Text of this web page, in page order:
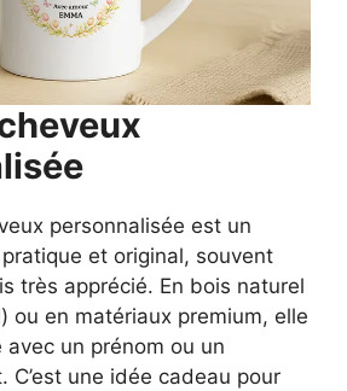
personnalisée est un
et original, souvent
très apprécié. En bois naturel
ou en matériaux premium, elle
un prénom ou un
C’est une idée cadeau pour